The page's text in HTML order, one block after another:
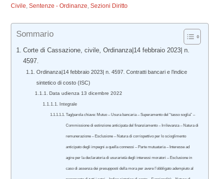
Civile,Sentenze - Ordinanze,Sezioni Diritto
Sommario
Corte di Cassazione, civile, Ordinanza|14 febbraio 2023| n.
4597.
Ordinanza|14 febbraio 2023| n. 4597. Contratti bancari e l’indice
sintetico di costo (ISC)
Data udienza 13 dicembre 2022
Integrale
Tag/parola chiave: Mutuo – Usura bancaria – Superamento del “tasso soglia” –
Commissione di estinzione anticipata del finanziamento – Irrilevanza – Natura di
remunerazione – Esclusione – Natura di corrispettivo per lo scioglimento
anticipato degli impegni a quella connessi – Parte mutuataria – Interesse ad
agire per la declaratoria di usurarietà degli interessi moratori – Esclusione in
caso di assenza dei presupposti della mora per avere l’obbligato adempiuto al